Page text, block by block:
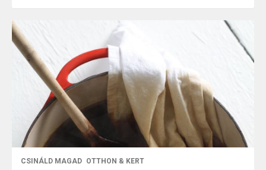
CSINÁLD MAGAD OTTHON & KERT